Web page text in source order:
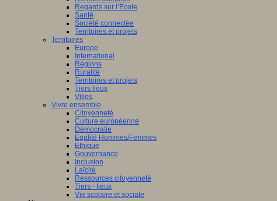
Regards sur l’Ecole
Santé
Société connectée
Territoires et projets
Territoires
Europe
International
Régions
Ruralité
Territoires et projets
Tiers lieux
Villes
Vivre ensemble
Citoyenneté
Culture européenne
Démocratie
Egalité Hommes/Femmes
Ethique
Gouvernance
Inclusion
Laïcité
Ressources citoyenneté
Tiers - lieux
Vie scolaire et sociale